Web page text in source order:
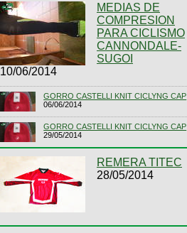
MEDIAS DE
COMPRESION
PARA CICLISMO
CANNONDALE-
SUGOI
10/06/2014
GORRO CASTELLI KNIT CICLYNG CAP
06/06/2014
GORRO CASTELLI KNIT CICLYNG CAP
29/05/2014
REMERA TITEC
28/05/2014